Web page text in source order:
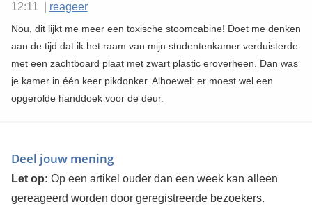
12:11 | reageer
Nou, dit lijkt me meer een toxische stoomcabine! Doet me denken
aan de tijd dat ik het raam van mijn studentenkamer verduisterde
met een zachtboard plaat met zwart plastic eroverheen. Dan was
je kamer in één keer pikdonker. Alhoewel: er moest wel een
opgerolde handdoek voor de deur.
Deel jouw mening
Let op: Op een artikel ouder dan een week kan alleen
gereageerd worden door geregistreerde bezoekers.